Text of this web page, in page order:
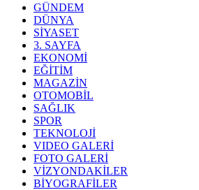
GÜNDEM
DÜNYA
SİYASET
3. SAYFA
EKONOMİ
EĞİTİM
MAGAZİN
OTOMOBİL
SAĞLIK
SPOR
TEKNOLOJİ
VIDEO GALERİ
FOTO GALERİ
VİZYONDAKİLER
BİYOGRAFİLER